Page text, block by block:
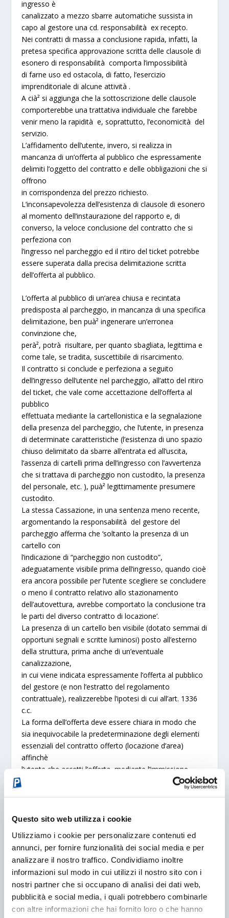
Questo sito web utilizza i cookie
Utilizziamo i cookie per personalizzare contenuti ed
annunci, per fornire funzionalità dei social media e per
analizzare il nostro traffico. Condividiamo inoltre
informazioni sul modo in cui utilizzi il nostro sito con i
nostri partner che si occupano di analisi dei dati web,
pubblicità e social media, i quali potrebbero combinarle
con altre informazioni che hai fornito loro o che hanno
ingresso è
canalizzato a mezzo sbarre automatiche sussista in
capo al gestore una cd. responsabilità ex recepto.
Nei contratti di massa a conclusione rapida, infatti, la
pretesa specifica approvazione scritta delle clausole di
esonero di responsabilità comporta l’impossibilità
di farne uso ed ostacola, di fatto, l’esercizio
imprenditoriale di alcune attività .
A cià² si aggiunga che la sottoscrizione delle clausole
comporterebbe una trattativa individuale che farebbe
venir meno la rapidità e, soprattutto, l’economicità del
servizio.
L’affidamento dell’utente, invero, si realizza in
mancanza di un’offerta al pubblico che espressamente
delimiti l’oggetto del contratto e delle obbligazioni che si
offrono
in corrispondenza del prezzo richiesto.
L’inconsapevolezza dell’esistenza di clausole di esonero
al momento dell’instaurazione del rapporto e, di
converso, la veloce conclusione del contratto che si
perfeziona con
l’ingresso nel parcheggio ed il ritiro del ticket potrebbe
essere superata dalla precisa delimitazione scritta
dell’offerta al pubblico.
L’offerta al pubblico di un’area chiusa e recintata
predisposta al parcheggio, in mancanza di una specifica
delimitazione, ben puà² ingenerare un’erronea
convinzione che,
perà², potrà risultare, per quanto sbagliata, legittima e
come tale, se tradita, suscettibile di risarcimento.
Il contratto si conclude e perfeziona a seguito
dell’ingresso dell’utente nel parcheggio, all’atto del ritiro
del ticket, che vale come accettazione dell’offerta al
pubblico
effettuata mediante la cartellonistica e la segnalazione
della presenza del parcheggio, che l’utente, in presenza
di determinate caratteristiche (l’esistenza di uno spazio
chiuso delimitato da sbarre all’entrata ed all’uscita,
l’assenza di cartelli prima dell’ingresso con l’avvertenza
che si trattava di parcheggio non custodito, la presenza
del personale, etc. ), puà² legittimamente presumere
custodito.
La stessa Cassazione, in una sentenza meno recente,
argomentando la responsabilità del gestore del
parcheggio afferma che ‘soltanto la presenza di un
cartello con
l’indicazione di “parcheggio non custodito”,
adeguatamente visibile prima dell’ingresso, quando cioè
era ancora possibile per l’utente scegliere se concludere
o meno il contratto relativo allo stazionamento
dell’autovettura, avrebbe comportato la conclusione tra
le parti del diverso contratto di locazione’.
La presenza di un cartello ben visibile (dotato semmai di
opportuni segnali e scritte luminosi) posto all’esterno
della struttura, prima anche di un’eventuale
canalizzazione,
in cui viene indicata espressamente l’offerta al pubblico
del gestore (e non l’estratto del regolamento
contrattuale), realizzerebbe l’ipotesi di cui all’art. 1336
c.c.
La forma dell’offerta deve essere chiara in modo che
sia inequivocabile la predeterminazione degli elementi
essenziali del contratto offerto (locazione d’area)
affinchè
l’utente che accetti l’offerta, mediante l’immissione
dell’autoveicolo nel parcheggio, non possa poi addurre
offerta.
l’utente acceda all’ingresso del parcheggio e deve
espressamente prevedere che il rapporto contrattuale
che si propone
abbia ad oggetto unicamente la mera messa a
disposizione di un’area, con l’esplicita esclusione di
qualsivoglia obbligo di custodia a carico del locatore.
L’oggetto del contratto deve essere chiaro ed espresso,